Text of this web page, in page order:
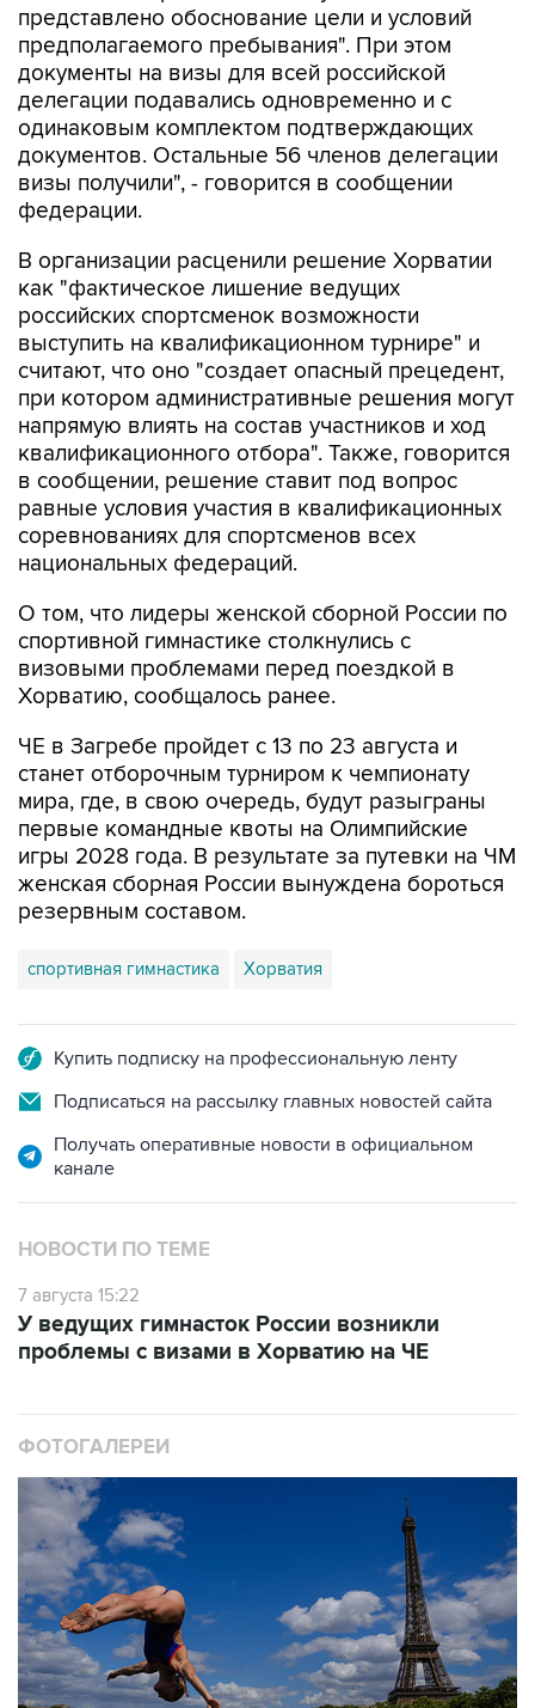
представлено обоснование цели и условий
предполагаемого пребывания". При этом
документы на визы для всей российской
делегации подавались одновременно и с
одинаковым комплектом подтверждающих
документов. Остальные 56 членов делегации
визы получили", - говорится в сообщении
федерации.
В организации расценили решение Хорватии
как "фактическое лишение ведущих
российских спортсменок возможности
выступить на квалификационном турнире" и
считают, что оно "создает опасный прецедент,
при котором административные решения могут
напрямую влиять на состав участников и ход
квалификационного отбора". Также, говорится
в сообщении, решение ставит под вопрос
равные условия участия в квалификационных
соревнованиях для спортсменов всех
национальных федераций.
О том, что лидеры женской сборной России по
спортивной гимнастике столкнулись с
визовыми проблемами перед поездкой в
Хорватию, сообщалось ранее.
ЧЕ в Загребе пройдет с 13 по 23 августа и
станет отборочным турниром к чемпионату
мира, где, в свою очередь, будут разыграны
первые командные квоты на Олимпийские
игры 2028 года. В результате за путевки на ЧМ
женская сборная России вынуждена бороться
резервным составом.
спортивная гимнастика Хорватия
Купить подписку на профессиональную ленту
Подписаться на рассылку главных новостей сайта
Получать оперативные новости в официальном
канале
НОВОСТИ ПО ТЕМЕ
7 августа 15:22
У ведущих гимнасток России возникли
проблемы с визами в Хорватию на ЧЕ
ФОТОГАЛЕРЕИ